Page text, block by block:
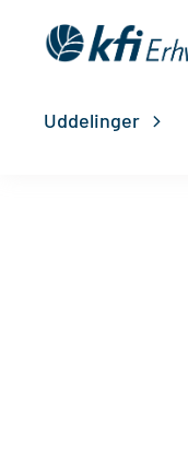
indholdet
Uddelinger